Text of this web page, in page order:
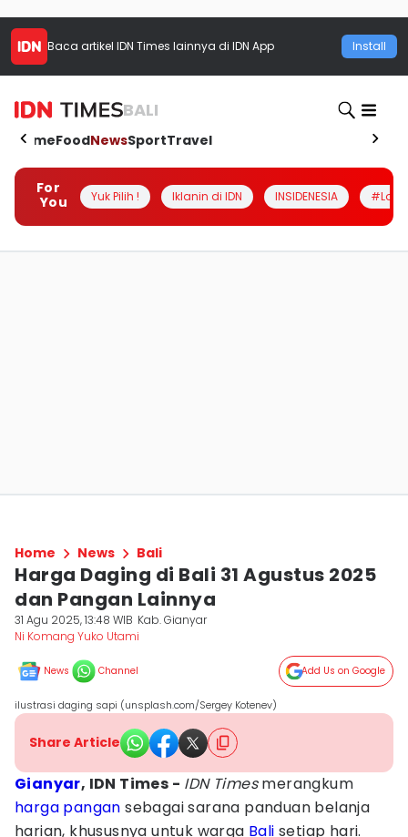
Baca artikel IDN Times lainnya di IDN App Install
BALI
HomeFoodNewsSportTravel
For
You
Yuk Pilih ! Iklanin di IDN INSIDENESIA
Home News Bali
Harga Daging di Bali 31 Agustus 2025
dan Pangan Lainnya
31 Agu 2025, 13:48 WIB Kab. Gianyar
Ni Komang Yuko Utami
News Channel Add Us on Google
ilustrasi daging sapi (unsplash.com/Sergey Kotenev)
Share Article
Gianyar, IDN Times - IDN Timesmerangkum
harga pangan sebagai sarana panduan belanja
harian, khususnya untuk warga Bali setiap hari.